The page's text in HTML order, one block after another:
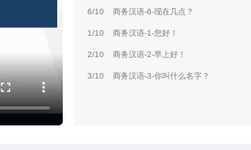
6/10 商务汉语-6-现在几点？
1/10 商务汉语-1-您好！
2/10 商务汉语-2-早上好！
3/10 商务汉语-3-你叫什么名字？